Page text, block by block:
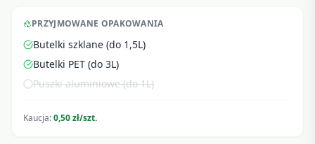
PRZYJMOWANE OPAKOWANIA
Butelki szklane (do 1,5L)
Butelki PET (do 3L)
Puszki aluminiowe (do 1L)
Kaucja:0,50 zł/szt.